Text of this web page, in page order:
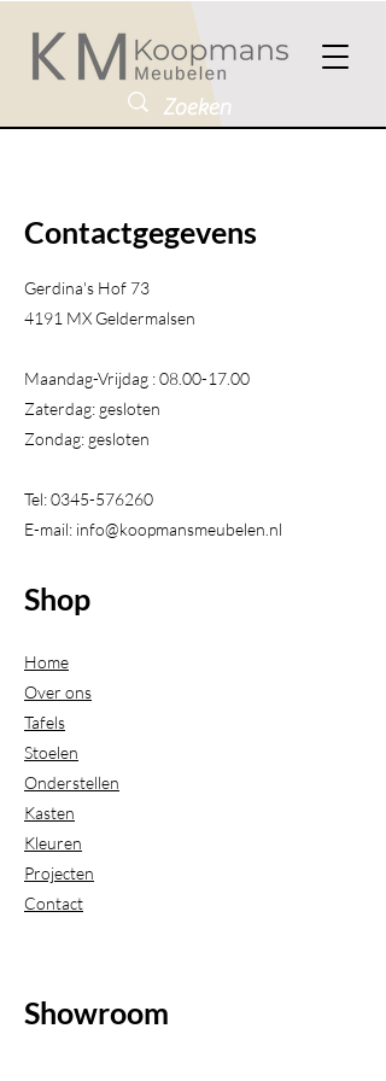
Contactgegevens
Gerdina's Hof 73
4191 MX Geldermalsen​
Maandag-Vrijdag :08.00-17.00
Zaterdag: gesloten
Zondag: gesloten
Tel:0345-576260
E-mail: info@koopmansmeubelen.nl
Shop
Home
Over ons
Tafels
Stoelen
Onderstellen
Kasten
Kleuren
Projecten
Contact
Showroom